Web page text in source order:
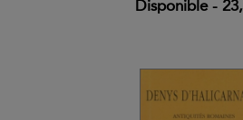
Disponible-